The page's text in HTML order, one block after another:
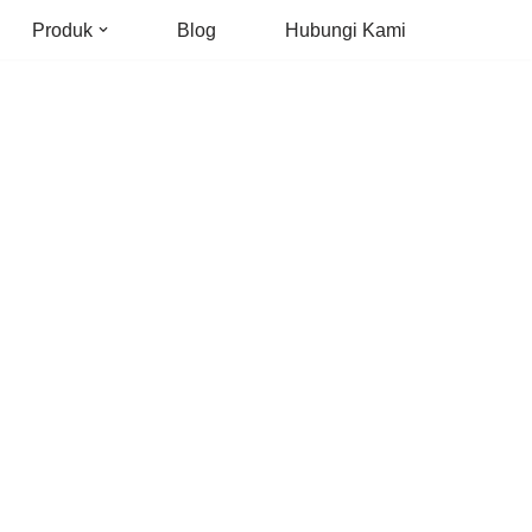
Produk Blog Hubungi Kami